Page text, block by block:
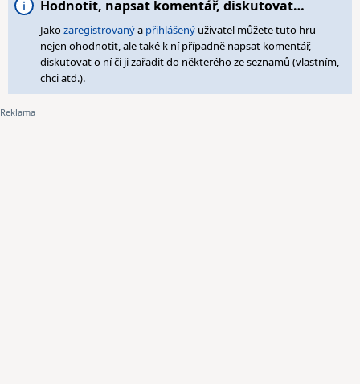
Hodnotit, napsat komentář, diskutovat…
Jakozaregistrovanýa přihlášený uživatel můžete tuto hru
nejen ohodnotit, ale také k ní případně napsat komentář,
diskutovat o ní či ji zařadit do některého ze seznamů (vlastním,
chci atd.).